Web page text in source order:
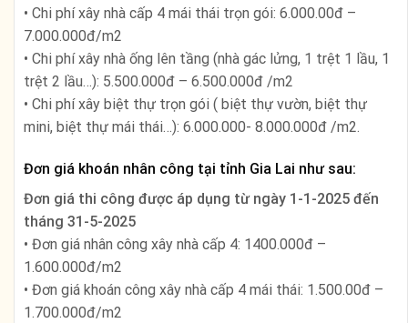
• Chi phí xây nhà cấp 4 mái thái trọn gói: 6.000.00đ –
7.000.000đ/m2
• Chi phí xây nhà ống lên tầng (nhà gác lửng, 1 trệt 1 lầu, 1
trệt 2 lầu…): 5.500.000đ – 6.500.000đ /m2
• Chi phí xây biệt thự trọn gói ( biệt thự vườn, biệt thự
mini, biệt thự mái thái…): 6.000.000- 8.000.000đ /m2.
Đơn giá khoán nhân công tại tỉnh Gia Lai như sau:
Đơn giá thi công được áp dụng từ ngày 1-1-2025 đến
tháng 31-5-2025
• Đơn giá nhân công xây nhà cấp 4: 1400.000đ –
1.600.000đ/m2
• Đơn giá khoán công xây nhà cấp 4 mái thái: 1.500.00đ –
1.700.000đ/m2